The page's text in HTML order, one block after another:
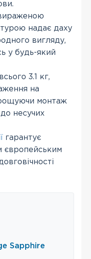
надає даху
вигляду,
у будь-який
3.1 кг,
на
монтаж
несучих
гарантує
європейським
Sapphire